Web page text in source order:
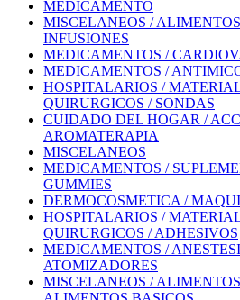
MEDICAMENTO
MISCELANEOS /
INFUSIONES
MEDICAMENTOS /
MEDICAMENTOS /
HOSPITALARIOS /
QUIRURGICOS / SONDAS
CUIDADO DEL HOGAR /
AROMATERAPIA
MISCELANEOS
MEDICAMENTOS /
GUMMIES
DERMOCOSMETICA /
HOSPITALARIOS /
QUIRURGICOS / ADHESIVOS
MEDICAMENTOS /
ATOMIZADORES
MISCELANEOS /